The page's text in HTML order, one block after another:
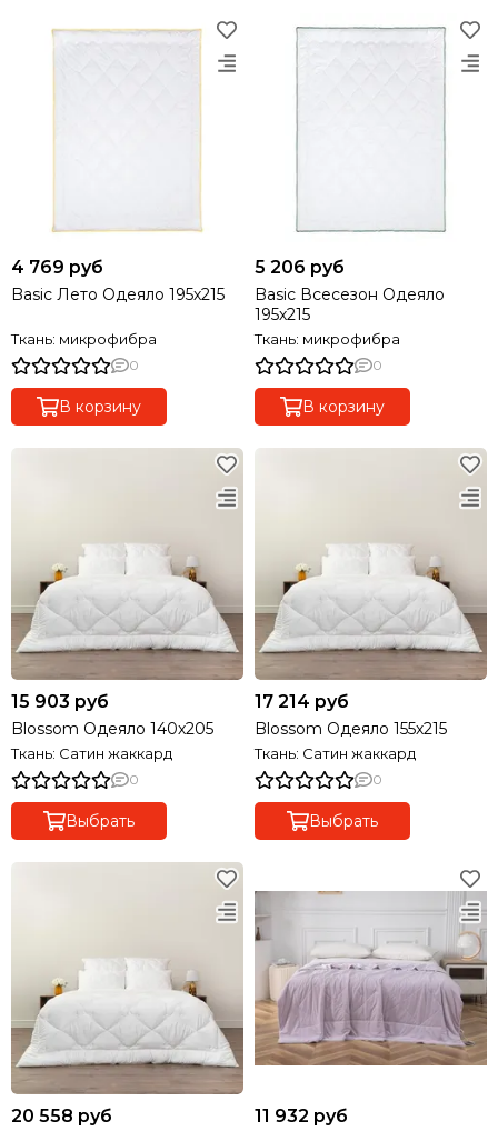
4 769 руб
Basic Лето Одеяло 195х215
Ткань: микрофибра
0
В корзину
5 206 руб
Basic Всесезон Одеяло
195х215
Ткань: микрофибра
0
В корзину
15 903 руб
Blossom Одеяло 140х205
Ткань: Сатин жаккард
0
Выбрать
17 214 руб
Blossom Одеяло 155х215
Ткань: Сатин жаккард
0
Выбрать
20 558 руб 11 932 руб